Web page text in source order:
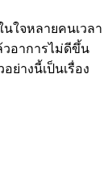
นใจหลายคนเวลา
อาการไม่ดีขึ้น
ย่างนี้เป็นเรื่อง